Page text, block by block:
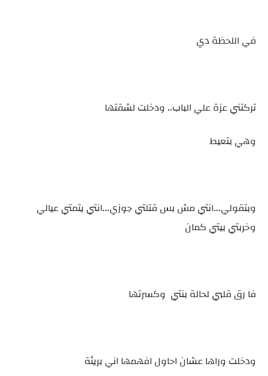
في اللحظة دي
تركتني عزة علي الباب.. ودخلت لشقتها
وهي بتعيط
وبتقولي...انتي مش بس قتلتي جوزي...انتي يتمتي عيالي
وخربتي بيتي كمان
فا رق قلبي لحالة بنتي وكسرتها
ودخلت وراها عشان احاول افهمها اني بريئة